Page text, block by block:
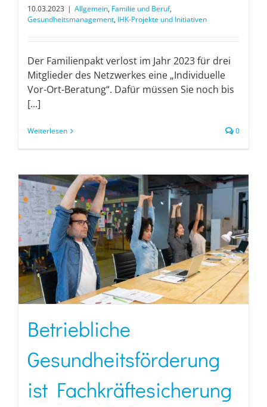
10.03.2023 | Allgemein, Familie und Beruf,
Gesundheitsmanagement, IHK-Projekte und Initiativen
Der Familienpakt verlost im Jahr 2023 für drei
Mitglieder des Netzwerkes eine „Individuelle
Vor-Ort-Beratung“. Dafür müssen Sie noch bis
[...]
Weiterlesen 0
Betriebliche
Gesundheitsförderung
ist Fachkräftesicherung